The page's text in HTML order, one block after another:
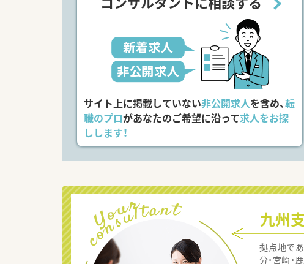
サイト上に掲載していない非公開求人を含め、転
職のプロがあなたのご希望に沿って求人をお探
しします！
九州
拠点地で
分・宮崎・